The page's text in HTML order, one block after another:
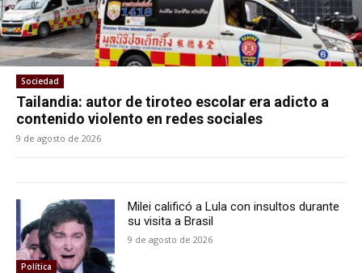
Sociedad
Tailandia: autor de tiroteo escolar era adicto a
contenido violento en redes sociales
9 de agosto de 2026
Política
Milei calificó a Lula con insultos durante
su visita a Brasil
9 de agosto de 2026